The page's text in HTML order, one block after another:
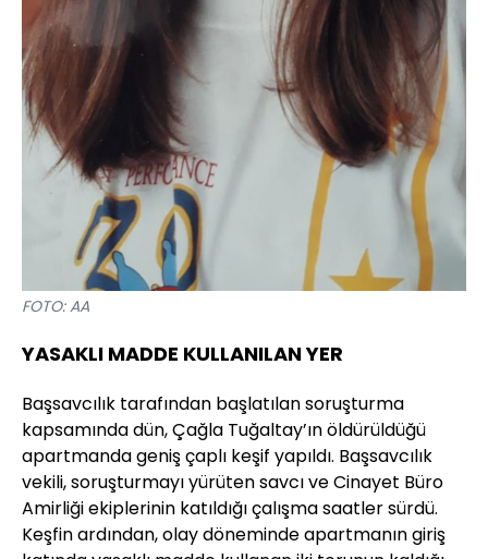
FOTO: AA
YASAKLI MADDE KULLANILAN YER
Başsavcılık tarafından başlatılan soruşturma
kapsamında dün, Çağla Tuğaltay’ın öldürüldüğü
apartmanda geniş çaplı keşif yapıldı. Başsavcılık
vekili, soruşturmayı yürüten savcı ve Cinayet Büro
Amirliği ekiplerinin katıldığı çalışma saatler sürdü.
Keşfin ardından, olay döneminde apartmanın giriş